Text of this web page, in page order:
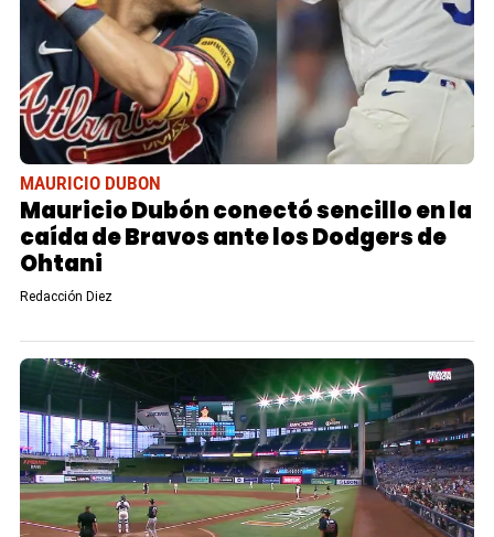
MAURICIO DUBON
Mauricio Dubón conectó sencillo en la
caída de Bravos ante los Dodgers de
Ohtani
Redacción Diez